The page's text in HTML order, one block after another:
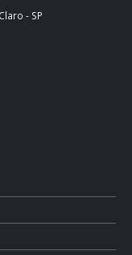
- SP